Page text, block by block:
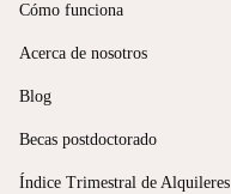
Cómo funciona
Acerca de nosotros
Blog
Becas postdoctorado
Índice Trimestral de Alquileres